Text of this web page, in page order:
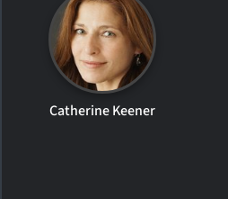
Catherine Keener